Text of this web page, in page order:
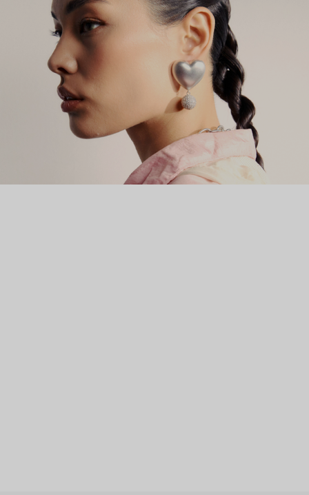
Дизайнеры бренда Джорджио Чикконе и Мартини Манчини
запечатлели свои воспоминания о городе любви в нежных,
но акцентных украшениях с камнями и кристаллами.
Яркие, как Монмартр. Сверкающие, как огни на Эйфелевой
башне. Полные любви, как парижане при виде свежего